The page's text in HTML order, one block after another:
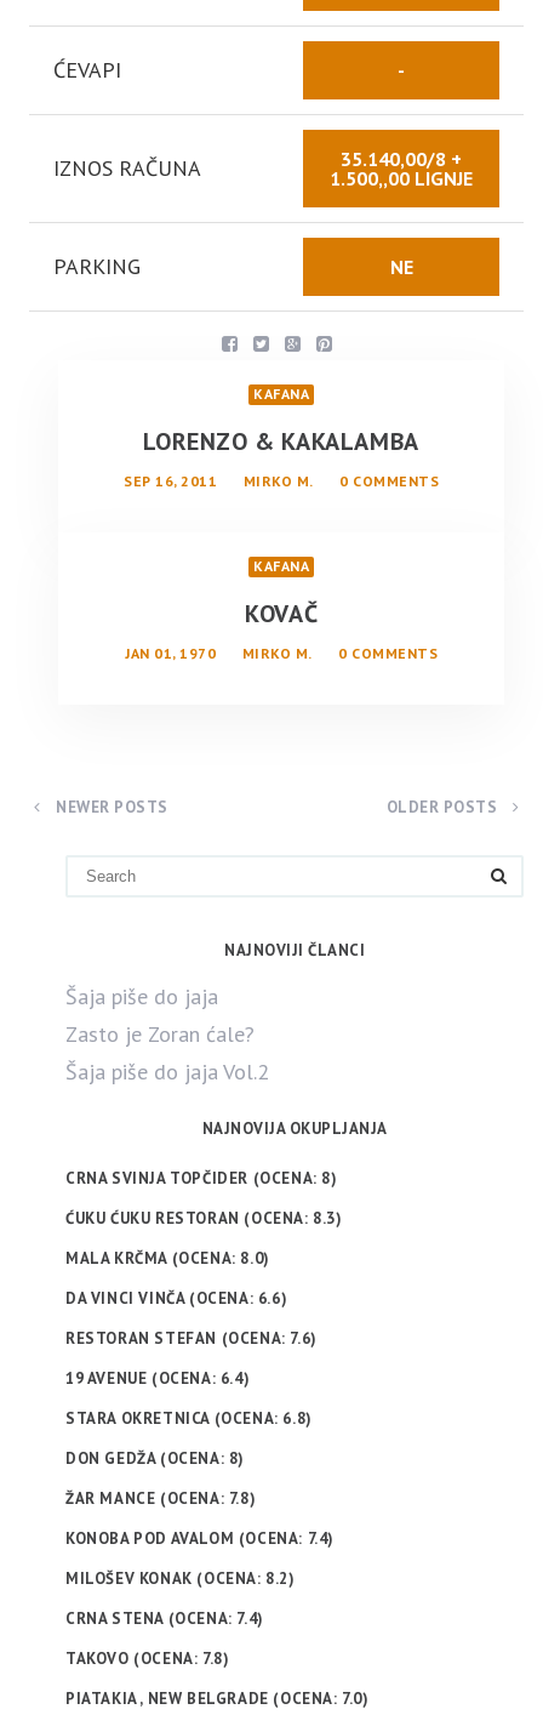
ĆEVAPI -
IZNOS RAČUNA
35.140,00/8 +
1.500,,00 LIGNJE
PARKING NE
KAFANA
LORENZO & KAKALAMBA
SEP 16, 2011 MIRKO M. 0 COMMENTS
KAFANA
KOVAČ
JAN 01, 1970 MIRKO M. 0 COMMENTS
NEWER POSTS OLDER POSTS
NAJNOVIJI ČLANCI
Šaja piše do jaja
Zasto je Zoran ćale?
Šaja piše do jaja Vol.2
NAJNOVIJA OKUPLJANJA
CRNA SVINJA TOPČIDER (OCENA: 8)
ĆUKU ĆUKU RESTORAN (OCENA: 8.3)
MALA KRČMA (OCENA: 8.0)
DA VINCI VINČA (OCENA: 6.6)
RESTORAN STEFAN (OCENA: 7.6)
19 AVENUE (OCENA: 6.4)
STARA OKRETNICA (OCENA: 6.8)
DON GEDŽA (OCENA: 8)
ŽAR MANCE (OCENA: 7.8)
KONOBA POD AVALOM (OCENA: 7.4)
MILOŠEV KONAK (OCENA: 8.2)
CRNA STENA (OCENA: 7.4)
TAKOVO (OCENA: 7.8)
PIATAKIA , NEW BELGRADE (OCENA: 7.0)